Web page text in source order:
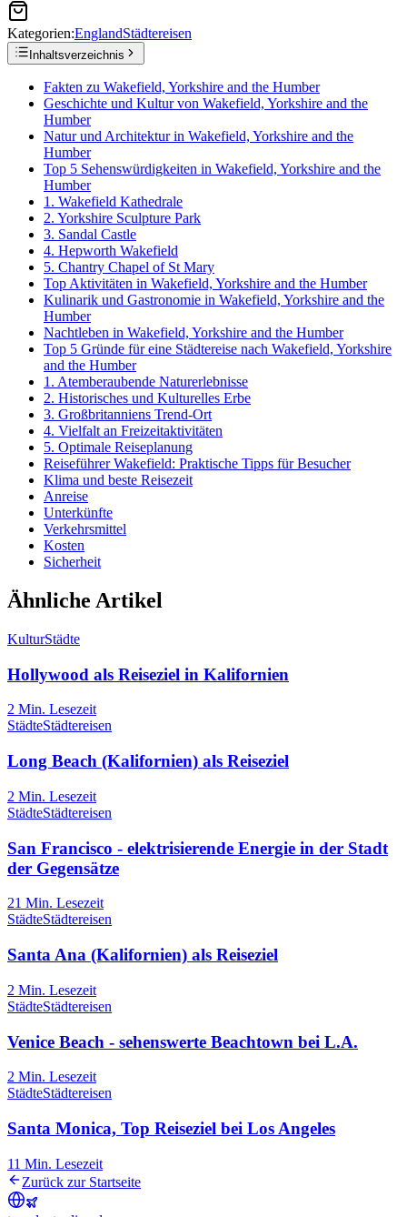
Kategorien:EnglandStädtereisen
Inhaltsverzeichnis
Fakten zu Wakefield, Yorkshire and the Humber
Geschichte und Kultur von Wakefield, Yorkshire and the
Humber
Natur und Architektur in Wakefield, Yorkshire and the
Humber
Top 5 Sehenswürdigkeiten in Wakefield, Yorkshire and the
Humber
1. Wakefield Kathedrale
2. Yorkshire Sculpture Park
3. Sandal Castle
4. Hepworth Wakefield
5. Chantry Chapel of St Mary
Top Aktivitäten in Wakefield, Yorkshire and the Humber
Kulinarik und Gastronomie in Wakefield, Yorkshire and the
Humber
Nachtleben in Wakefield, Yorkshire and the Humber
Top 5 Gründe für eine Städtereise nach Wakefield, Yorkshire
and the Humber
1. Atemberaubende Naturerlebnisse
2. Historisches und Kulturelles Erbe
3. Großbritanniens Trend-Ort
4. Vielfalt an Freizeitaktivitäten
5. Optimale Reiseplanung
Reiseführer Wakefield: Praktische Tipps für Besucher
Klima und beste Reisezeit
Anreise
Unterkünfte
Verkehrsmittel
Kosten
Sicherheit
Ähnliche Artikel
KulturStädte
Hollywood als Reiseziel in Kalifornien
2 Min. Lesezeit
StädteStädtereisen
Long Beach (Kalifornien) als Reiseziel
2 Min. Lesezeit
StädteStädtereisen
San Francisco - elektrisierende Energie in der Stadt
der Gegensätze
21 Min. Lesezeit
StädteStädtereisen
Santa Ana (Kalifornien) als Reiseziel
2 Min. Lesezeit
StädteStädtereisen
Venice Beach - sehenswerte Beachtown bei L.A.
2 Min. Lesezeit
StädteStädtereisen
Santa Monica, Top Reiseziel bei Los Angeles
11 Min. Lesezeit
Zurück zur Startseite